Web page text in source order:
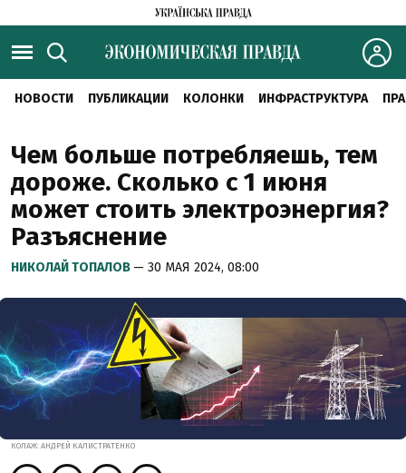
НОВОСТИ ПУБЛИКАЦИИ КОЛОНКИ ИНФРАСТРУКТУРА
Чем больше потребляешь, тем
дороже. Сколько с 1 июня
может стоить электроэнергия?
Разъяснение
НИКОЛАЙ ТОПАЛОВ — 30 МАЯ 2024, 08:00
КОЛАЖ: АНДРЕЙ КАЛИСТРАТЕНКО